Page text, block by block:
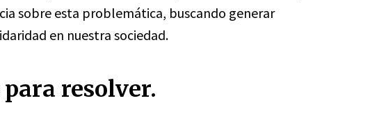
sobre esta problemática, buscando generar
en nuestra sociedad.
resolver.